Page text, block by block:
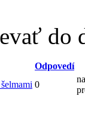
do
Odpovedí
0